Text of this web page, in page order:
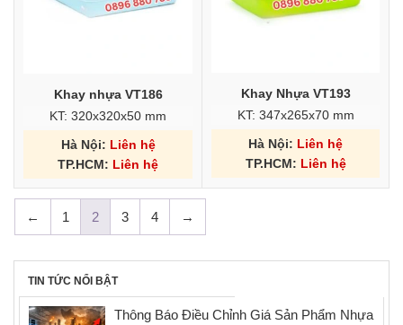
Khay nhựa VT186
KT: 320x320x50 mm
Hà Nội: Liên hệ
TP.HCM: Liên hệ
Khay Nhựa VT193
KT: 347x265x70 mm
Hà Nội: Liên hệ
TP.HCM: Liên hệ
← 1 2 3 4 →
TIN TỨC NỔI BẬT
Thông Báo Điều Chỉnh Giá Sản Phẩm Nhựa